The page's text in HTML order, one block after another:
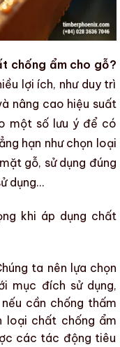
chống ẩm cho gỗ?
lợi ích, như duy trì
nâng cao hiệu suất
một số lưu ý để có
hạn như chọn loại
gỗ, sử dụng đúng
dụng…
khi áp dụng chất
ta nên lựa chọn
mục đích sử dụng,
cần chống thấm
loại chất chống ẩm
các tác động tiêu